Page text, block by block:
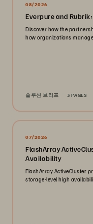
08/2026
Everpure and
Discover how the
how organizations
솔루션 브리프 3 PAGES
07/2026
FlashArray
Availability
FlashArray ActiveCluster
storage-level high